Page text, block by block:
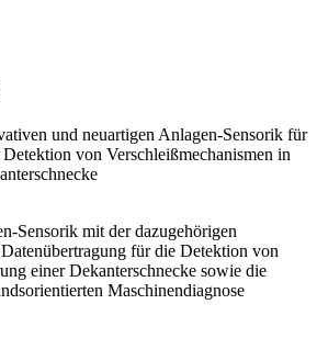
und neuartigen Anlagen-Sensorik für
von Verschleißmechanismen in
Sensorik mit der dazugehörigen
für die Detektion von
einer Dekanterschnecke sowie die
Maschinendiagnose